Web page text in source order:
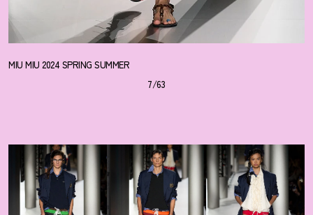
MIU MIU 2024 SPRING SUMMER
7/63